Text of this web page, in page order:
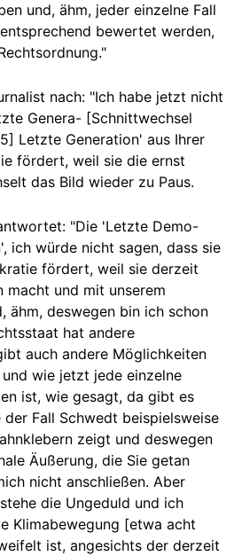
und, ähm, jeder einzelne Fall
bewertet werden,
nach: "Ich habe jetzt nicht
Genera- [Schnittwechsel
Letzte Generation' aus Ihrer
fördert, weil sie die ernst
das Bild wieder zu Paus.
"Die 'Letzte Demo-
ich würde nicht sagen, dass sie
fördert, weil sie derzeit
macht und mit unserem
ähm, deswegen bin ich schon
hat andere
auch andere Möglichkeiten
wie jetzt jede einzelne
ist, wie gesagt, da gibt es
Fall Schwedt beispielsweise
zeigt und deswegen
Äußerung, die Sie getan
nicht anschließen. Aber
die Ungeduld und ich
Klimabewegung [etwa acht
ist, angesichts der derzeit